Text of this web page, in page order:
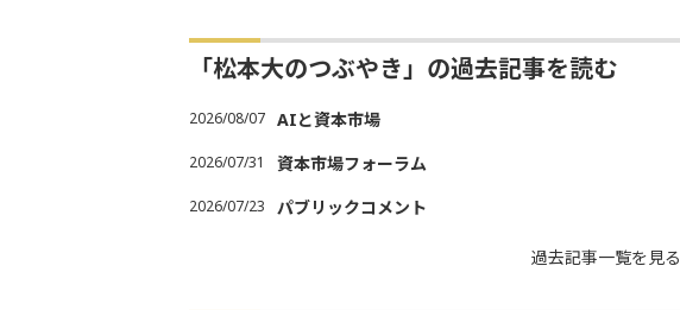
「松本大のつぶやき」の過去記事を読む
2026/08/07 AIと資本市場
2026/07/31 資本市場フォーラム
2026/07/23 パブリックコメント
過去記事一覧を見る